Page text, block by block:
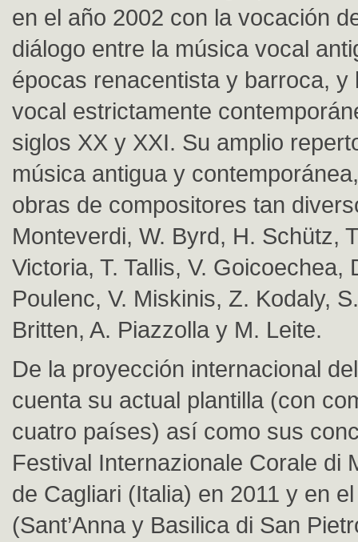
en el año 2002 con la vocación
diálogo entre la música vocal
épocas renacentista y barroca, y
vocal estrictamente
siglos XX y XXI. Su amplio
música antigua y
obras de compositores tan
Monteverdi, W. Byrd, H. Schütz,
Victoria, T. Tallis, V. Goicoechea,
Poulenc, V. Miskinis, Z. Kodaly,
Britten, A. Piazzolla y M. Leite.
De la proyección internacional
cuenta su actual plantilla (con
cuatro países) así como sus
Festival Internazionale Corale di
de Cagliari (Italia) en 2011 y en
(Sant’Anna y Basilica di San